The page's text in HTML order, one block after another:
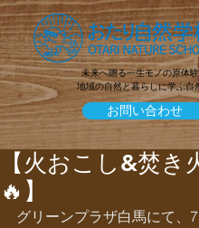
未来へ贈る一生モノの原体
地域の自然と暮らしに学ぶ自
お問い合わせ
【火おこし&焚き
🔥】
グリーンプラザ白馬にて、